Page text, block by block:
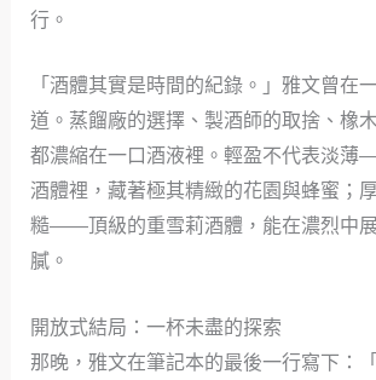
行。
「酒體其實是時間的紀錄。」雅文曾在
道。蒸餾廠的選擇、製酒師的取捨、橡
都濃縮在一口酒液裡。輕盈不代表淡
酒體裡，藏著極其精緻的花園與蜂蜜；
糙——頂級的重雪莉酒體，能在濃烈中
膩。
開放式結局：一杯未盡的探索
那晚，雅文在筆記本的最後一行寫下：